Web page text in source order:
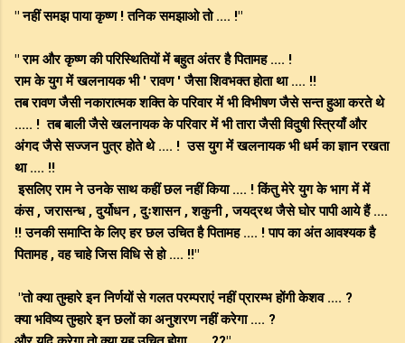
" नहीं समझ पाया कृष्ण ! तनिक समझाओ तो .... !"
" राम और कृष्ण की परिस्थितियों में बहुत अंतर है पितामह .... !
राम के युग में खलनायक भी ' रावण ' जैसा शिवभक्त होता था .... !!
तब रावण जैसी नकारात्मक शक्ति के परिवार में भी विभीषण जैसे सन्त हुआ करते थे
..... ! तब बाली जैसे खलनायक के परिवार में भी तारा जैसी विदुषी स्त्रियाँ और
अंगद जैसे सज्जन पुत्र होते थे .... ! उस युग में खलनायक भी धर्म का ज्ञान रखता
था .... !!
इसलिए राम ने उनके साथ कहीं छल नहीं किया .... ! किंतु मेरे युग के भाग में में
कंस , जरासन्ध , दुर्योधन , दुःशासन , शकुनी , जयद्रथ जैसे घोर पापी आये हैं ....
!! उनकी समाप्ति के लिए हर छल उचित है पितामह .... ! पाप का अंत आवश्यक है
पितामह , वह चाहे जिस विधि से हो .... !!"
"तो क्या तुम्हारे इन निर्णयों से गलत परम्पराएं नहीं प्रारम्भ होंगी केशव .... ?
क्या भविष्य तुम्हारे इन छलों का अनुशरण नहीं करेगा .... ?